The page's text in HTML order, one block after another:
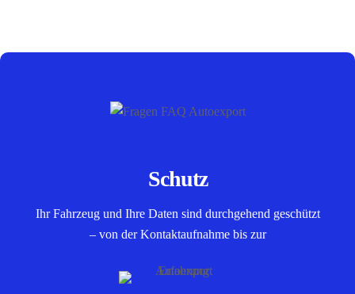
Schutz
Ihr Fahrzeug und Ihre Daten sind durchgehend geschützt
– von der Kontaktaufnahme bis zur